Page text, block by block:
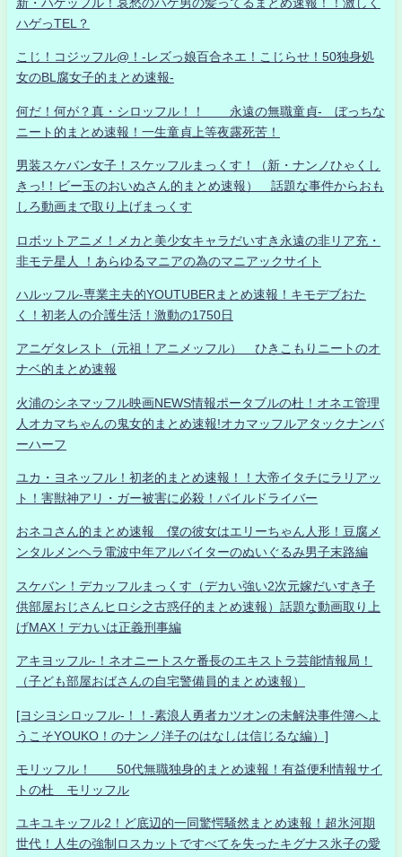
新・ハゲッフル！哀愁のハゲ男の髪ってるまとめ速報！！激しく
ハゲっTEL？
こじ！コジッフル@！-レズっ娘百合ネエ！こじらせ！50独身処
女のBL腐女子的まとめ速報-
何だ！何が？真・シロッフル！！ 永遠の無職童貞- ぼっちな
ニート的まとめ速報！一生童貞上等夜露死苦！
男装スケバン女子！スケッフルまっくす！（新・ナンノひゃくし
きっ!！ビー玉のおいぬさん的まとめ速報） 話題な事件からおも
しろ動画まで取り上げまっくす
ロボットアニメ！メカと美少女キャラだいすき永遠の非リア充・
非モテ星人 ！あらゆるマニアの為のマニアックサイト
ハルッフル-専業主夫的YOUTUBERまとめ速報！キモデブおた
く！初老人の介護生活！激動の1750日
アニゲタレスト（元祖！アニメッフル） ひきこもりニートのオ
ナベ的まとめ速報
火浦のシネマッフル映画NEWS情報ポータブルの杜！オネエ管理
人オカマちゃんの鬼女的まとめ速報!オカマッフルアタックナンバ
ーハーフ
ユカ・ヨネッフル！初老的まとめ速報！！大帝イタチにラリアッ
ト！害獣神アリ・ガー被害に必殺！パイルドライバー
おネコさん的まとめ速報 僕の彼女はエリーちゃん人形！豆腐メ
ンタルメンヘラ電波中年アルバイターのぬいぐるみ男子末路編
スケバン！デカッフルまっくす（デカい強い2次元嫁だいすき子
供部屋おじさんヒロシ之古惑仔的まとめ速報）話題な動画取り上
げMAX！デカいは正義刑事編
アキヨッフル-！ネオニートスケ番長のエキストラ芸能情報局！
（子ども部屋おばさんの自宅警備員的まとめ速報）
[ヨシヨシロッフル-！！-素浪人勇者カツオンの未解決事件簿へよ
うこそYOUKO！のナンノ洋子のはなしは信じるな編）]
モリッフル！ 50代無職独身的まとめ速報！有益便利情報サイ
トの杜 モリッフル
ユキユキッフル2！ど底辺的一同驚愕騒然まとめ速報！超氷河期
世代！人生の強制ロスカットですべてを失ったキグナス氷子の愛